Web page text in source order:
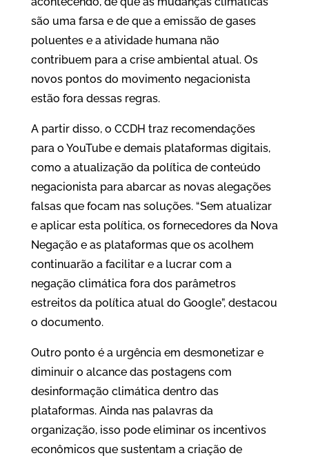
são uma farsa e de que a emissão de gases
poluentes e a atividade humana não
contribuem para a crise ambiental atual. Os
novos pontos do movimento negacionista
estão fora dessas regras.
A partir disso, o CCDH traz recomendações
para o YouTube e demais plataformas digitais,
como a atualização da política de conteúdo
negacionista para abarcar as novas alegações
falsas que focam nas soluções. “Sem atualizar
e aplicar esta política, os fornecedores da Nova
Negação e as plataformas que os acolhem
continuarão a facilitar e a lucrar com a
negação climática fora dos parâmetros
estreitos da política atual do Google”, destacou
o documento.
Outro ponto é a urgência em desmonetizar e
diminuir o alcance das postagens com
desinformação climática dentro das
plataformas. Ainda nas palavras da
organização, isso pode eliminar os incentivos
econômicos que sustentam a criação de